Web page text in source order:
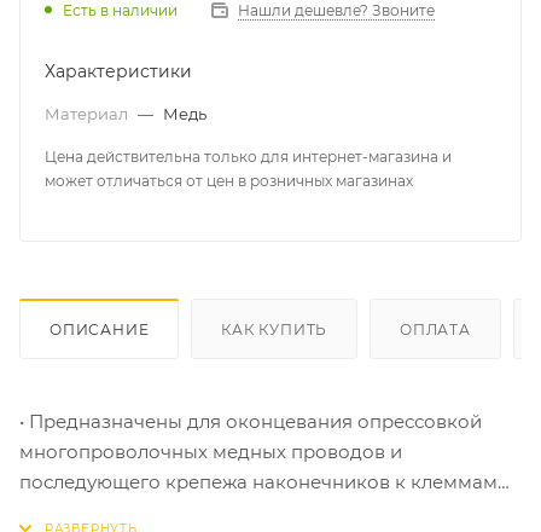
Есть в наличии Нашли дешевле? Звоните
Характеристики
Материал — Медь
Цена действительна только для интернет-магазина и
может отличаться от цен в розничных магазинах
ОПИСАНИЕ КАК КУПИТЬ ОПЛАТА
• Предназначены для оконцевания опрессовкой
многопроволочных медных проводов и
последующего крепежа наконечников к клеммам